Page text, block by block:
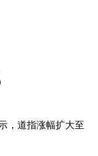
，道指涨幅扩大至